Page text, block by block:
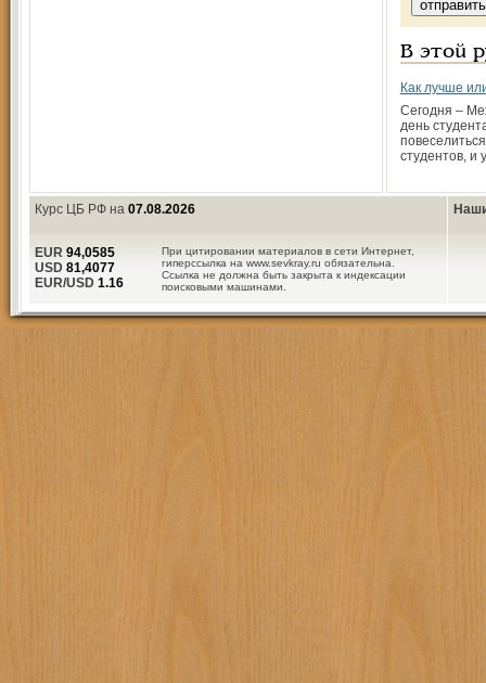
В этой
Как лучше
Сегодня –
день
студентов, и
Курс ЦБ РФ на 07.08.2026
При цитировании материалов в сети Интернет,
гиперссылка на www.sevkray.ru обязательна.
Ссылка не должна быть закрыта к индексации
поисковыми машинами.
EUR 94,0585
USD 81,4077
EUR/USD 1.16